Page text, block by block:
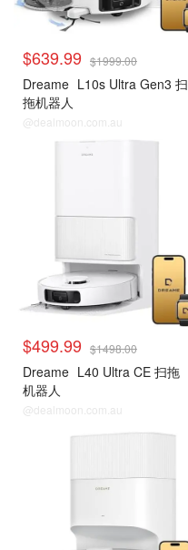
$639.99 $1999.00
Dreame L10s Ultra Gen3 扫
拖机器人
@dealmoon.com.au
$499.99 $1498.00
Dreame L40 Ultra CE 扫拖
机器人
@dealmoon.com.au